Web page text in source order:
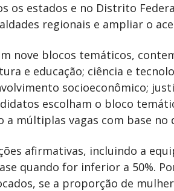
os estados e no Distrito
regionais e ampliar o
nove blocos temáticos,
e educação; ciência e
socioeconômico;
escolham o bloco
a múltiplas vagas com base no
afirmativas, incluindo a
quando for inferior a 50%.
se a proporção de